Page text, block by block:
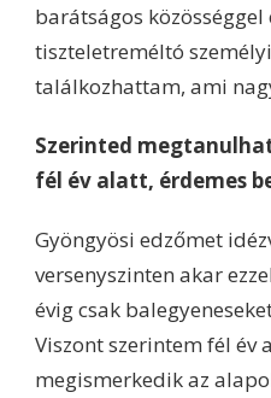
barátságos közösséggel
tiszteletreméltó
találkozhattam, ami
Szerinted
fél év alatt, érdemes
Gyöngyösi edzőmet
versenyszinten akar
évig csak
Viszont szerintem fél év
megismerkedik az